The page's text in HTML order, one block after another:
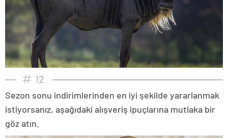
12
Sezon sonu indirimlerinden en iyi şekilde yararlanmak
istiyorsanız, aşağıdaki alışveriş ipuçlarına mutlaka bir
göz atın.